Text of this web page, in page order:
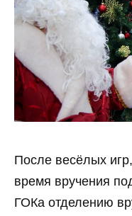
После весёлых
время вручения
ГОКа отделению